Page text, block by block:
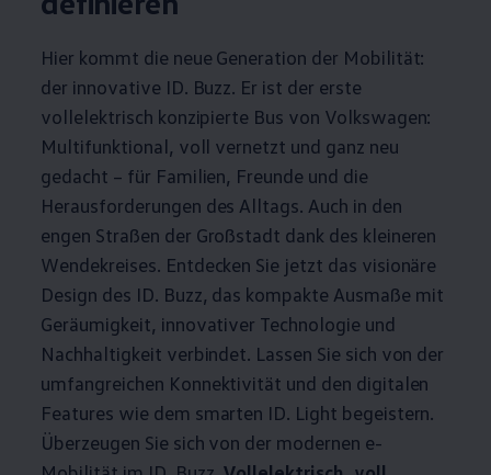
Hier kommt die neue Generation der Mobilität:
der innovative ID. Buzz. Er ist der erste
vollelektrisch konzipierte Bus von Volkswagen:
Multifunktional, voll vernetzt und ganz neu
gedacht – für Familien, Freunde und die
Herausforderungen des Alltags. Auch in den
engen Straßen der Großstadt dank des kleineren
Wendekreises. Entdecken Sie jetzt das visionäre
Design des ID. Buzz, das kompakte Ausmaße mit
Geräumigkeit, innovativer Technologie und
Nachhaltigkeit verbindet. Lassen Sie sich von der
umfangreichen Konnektivität und den digitalen
Features wie dem smarten ID. Light begeistern.
Überzeugen Sie sich von der modernen e-